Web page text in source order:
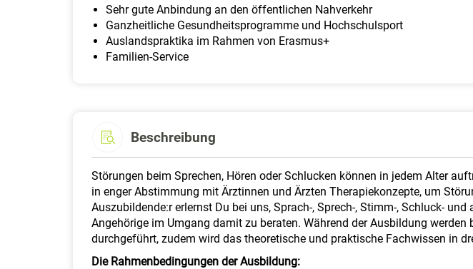
Sehr gute Anbindung an den öffentlichen Nahverkehr
Ganzheitliche Gesundheitsprogramme und Hochschulsport
Auslandspraktika im Rahmen von Erasmus+
Familien-Service
Beschreibung
Störungen beim Sprechen, Hören oder Schlucken können in jedem Alter
in enger Abstimmung mit Ärztinnen und Ärzten Therapiekonzepte, um
Auszubildende:r erlernst Du bei uns, Sprach-, Sprech-, Stimm-, Schluck-
Angehörige im Umgang damit zu beraten. Während der Ausbildung
durchgeführt, zudem wird das theoretische und praktische Fachwissen in
Die Rahmenbedingungen der Ausbildung: